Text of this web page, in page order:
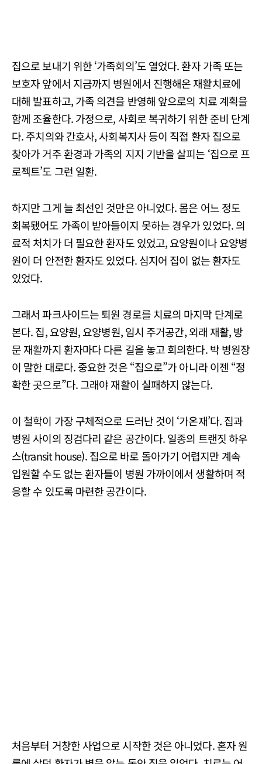
집으로 보내기 위한 ‘가족회의’도 열었다. 환자 가족 또는
보호자 앞에서 지금까지 병원에서 진행해온 재활치료에
대해 발표하고, 가족 의견을 반영해 앞으로의 치료 계획을
함께 조율한다. 가정으로, 사회로 복귀하기 위한 준비 단계
다. 주치의와 간호사, 사회복지사 등이 직접 환자 집으로
찾아가 거주 환경과 가족의 지지 기반을 살피는 ‘집으로 프
로젝트’도 그런 일환.
하지만 그게 늘 최선인 것만은 아니었다. 몸은 어느 정도
회복됐어도 가족이 받아들이지 못하는 경우가 있었다. 의
료적 처치가 더 필요한 환자도 있었고, 요양원이나 요양병
원이 더 안전한 환자도 있었다. 심지어 집이 없는 환자도
있었다.
그래서 파크사이드는 퇴원 경로를 치료의 마지막 단계로
본다. 집, 요양원, 요양병원, 임시 주거공간, 외래 재활, 방
문 재활까지 환자마다 다른 길을 놓고 회의한다. 박 병원장
이 말한 대로다. 중요한 것은 “집으로”가 아니라 이젠 “정
확한 곳으로”다. 그래야 재활이 실패하지 않는다.
이 철학이 가장 구체적으로 드러난 것이 ‘가온재’다. 집과
병원 사이의 징검다리 같은 공간이다. 일종의 트랜짓 하우
스(transit house). 집으로 바로 돌아가기 어렵지만 계속
입원할 수도 없는 환자들이 병원 가까이에서 생활하며 적
응할 수 있도록 마련한 공간이다.
처음부터 거창한 사업으로 시작한 것은 아니었다. 혼자 원